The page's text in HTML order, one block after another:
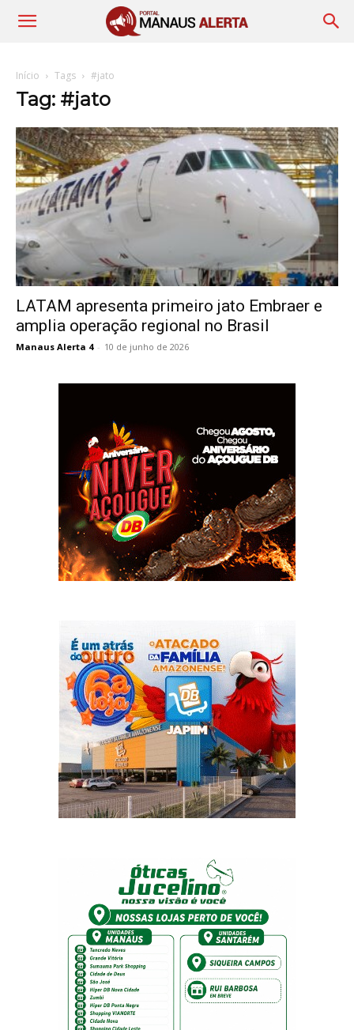
Início Tags #jato
Tag: #jato
LATAM apresenta primeiro jato Embraer e
amplia operação regional no Brasil
Manaus Alerta 4 - 10 de junho de 2026